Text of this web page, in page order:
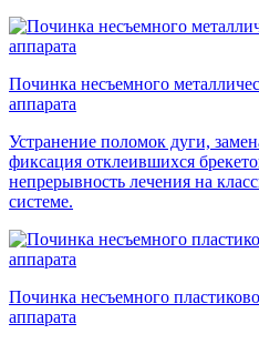
Починка несъемного
аппарата
Устранение поломок дуги,
фиксация отклеившихся
непрерывность лечения на
системе.
Починка несъемного
аппарата